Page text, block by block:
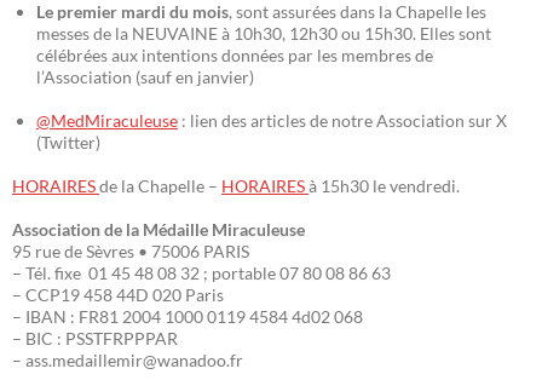
Le premier mardi du mois, sont assurées dans la Chapelle les
messes de la NEUVAINE à 10h30, 12h30 ou 15h30. Elles sont
célébrées aux intentions données par les membres de
l’Association (sauf en janvier)
@MedMiraculeuse : lien des articles de notre Association sur X
(Twitter)
HORAIRESde la Chapelle – HORAIRESà 15h30 le vendredi.
Association de la Médaille Miraculeuse
95 rue de Sèvres • 75006 PARIS
– Tél. fixe 01 45 48 08 32 ; portable 07 80 08 86 63
– CCP19 458 44D 020 Paris
– IBAN : FR81 2004 1000 0119 4584 4d02 068
– BIC : PSSTFRPPPAR
– ass.medaillemir@wanadoo.fr